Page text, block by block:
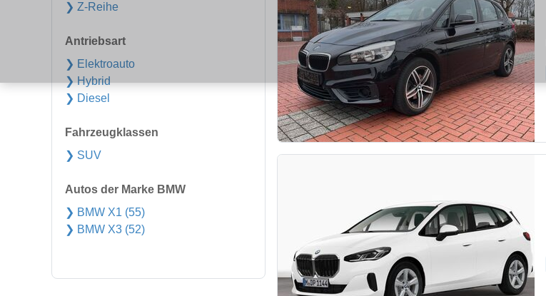
❯ Z-Reihe
Antriebsart
❯ Elektroauto
❯ Hybrid
❯ Diesel
Fahrzeugklassen
❯ SUV
Autos der Marke BMW
❯ BMW X1 (55)
❯ BMW X3 (52)